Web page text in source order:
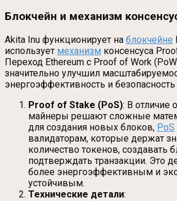
Блокчейн и механизм
Akita Inu функционирует на блокчейне
использует механизм консенсуса
Переход Ethereum с Proof of Work
значительно улучшил
энергоэффективность и безопасность
Proof of Stake (PoS): В отличие
майнеры решают сложные
для создания новых блоков, PoS
валидаторам, которые держат
количество токенов, создавать
подтверждать транзакции. Это
более энергоэффективным и
устойчивым.
Технические детали: